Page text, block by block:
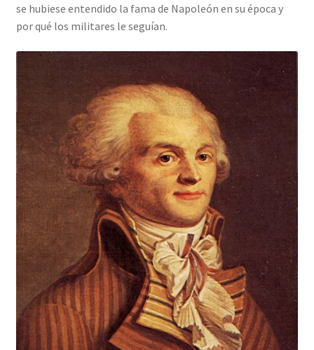
se hubiese entendido la fama de Napoleón en su época y
por qué los militares le seguían.